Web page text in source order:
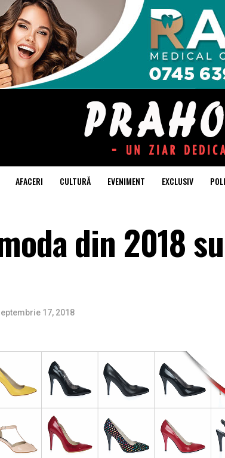
AFACERI CULTURĂ EVENIMENT EXCLUSIV
din 2018
17, 2018